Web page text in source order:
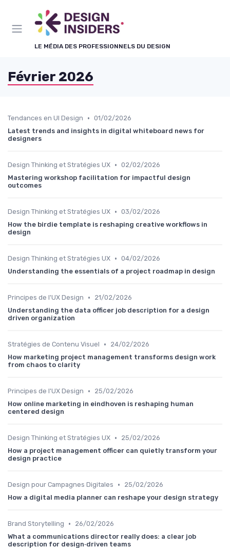
LE MÉDIA DES PROFESSIONNELS DU DESIGN
Février 2026
Tendances en UI Design • 01/02/2026
Latest trends and insights in digital whiteboard news for
designers
Design Thinking et Stratégies UX • 02/02/2026
Mastering workshop facilitation for impactful design
outcomes
Design Thinking et Stratégies UX • 03/02/2026
How the birdie template is reshaping creative workflows in
design
Design Thinking et Stratégies UX • 04/02/2026
Understanding the essentials of a project roadmap in design
Principes de l'UX Design •
21/02/2026
Understanding the data officer job description for a design
driven organization
Stratégies de Contenu Visuel •
24/02/2026
How marketing project management transforms design work
from chaos to clarity
Principes de l'UX Design •
25/02/2026
How online marketing in eindhoven is reshaping human
centered design
Design Thinking et Stratégies UX •
25/02/2026
How a project management officer can quietly transform your
design practice
Design pour Campagnes Digitales •
25/02/2026
How a digital media planner can reshape your design strategy
Brand Storytelling •
26/02/2026
What a communications director really does: a clear job
description for design‑driven teams